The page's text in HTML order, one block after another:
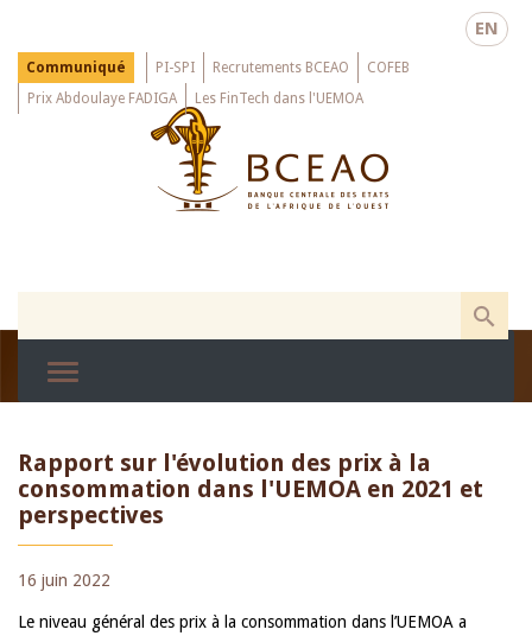
main
EN
Menu
Top
Communiqué PI-SPI Recrutements BCEAO
COFEB
Prix Abdoulaye FADIGA
Les FinTech dans l'UEMOA
Rapport sur l'évolution des prix à la
consommation dans l'UEMOA en 2021 et
perspectives
16 juin 2022
Le niveau général des prix à la consommation dans l’UEMOA a